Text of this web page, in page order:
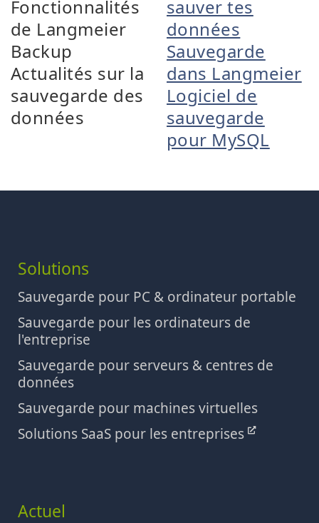
Fonctionnalités
de Langmeier
Backup
Actualités sur la
sauvegarde des
données
sauver tes
données
Sauvegarde
dans Langmeier
Logiciel de
sauvegarde
pour MySQL
Solutions
Sauvegarde pour PC & ordinateur portable
Sauvegarde pour les ordinateurs de
l'entreprise
Sauvegarde pour serveurs & centres de
données
Sauvegarde pour machines virtuelles
Solutions SaaS pour les entreprises
Actuel